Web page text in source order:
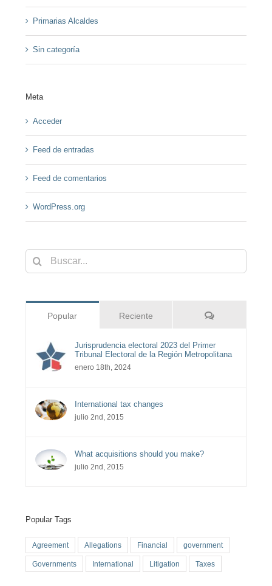
Primarias Alcaldes
Sin categoría
Meta
Acceder
Feed de entradas
Feed de comentarios
WordPress.org
Buscar:
Popular Reciente Comentarios
Jurisprudencia electoral 2023 del Primer
Tribunal Electoral de la Región Metropolitana
enero 18th, 2024
International tax changes
julio 2nd, 2015
What acquisitions should you make?
julio 2nd, 2015
Popular Tags
Agreement Allegations Financial government
Governments International Litigation Taxes